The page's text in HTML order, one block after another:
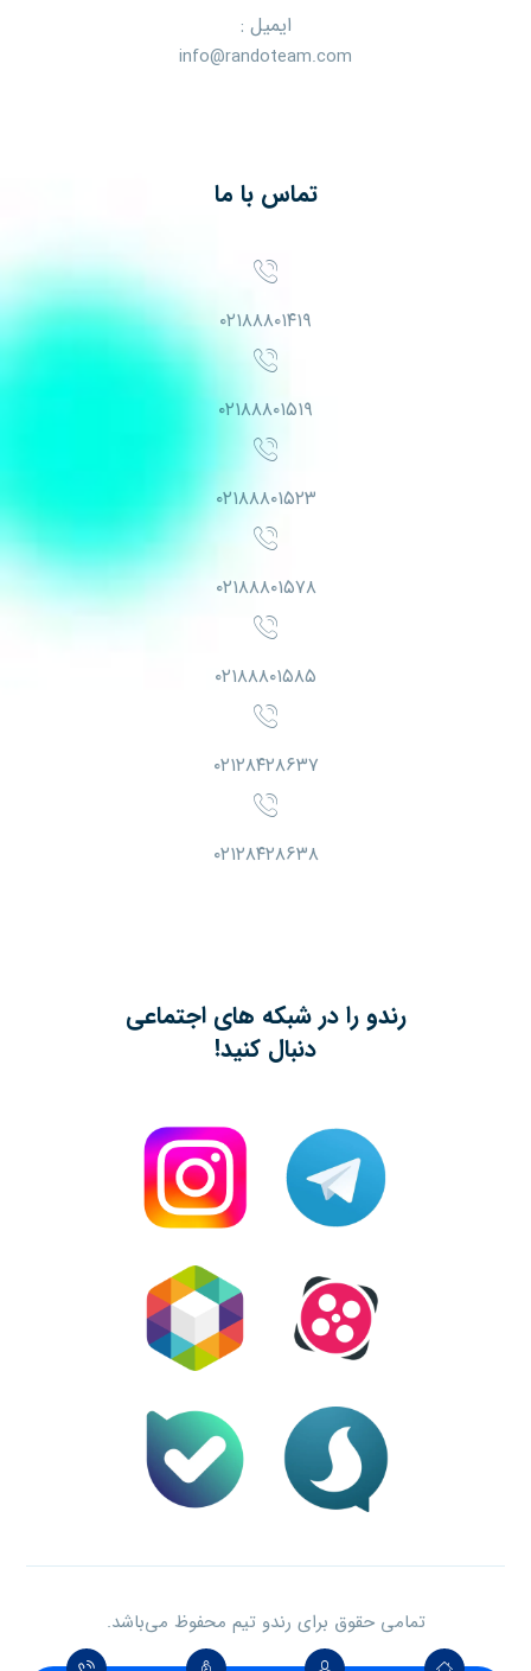
ایمیل :
info@randoteam.com
تماس با ما
۰۲۱۸۸۸۰۱۴۱۹
۰۲۱۸۸۸۰۱۵۱۹
۰۲۱۸۸۸۰۱۵۲۳
۰۲۱۸۸۸۰۱۵۷۸
۰۲۱۸۸۸۰۱۵۸۵
۰۲۱۲۸۴۲۸۶۳۷
۰۲۱۲۸۴۲۸۶۳۸
رندو را در شبکه های اجتماعی
دنبال کنید!
تمامی حقوق برای رندو تیم محفوظ می‌باشد.